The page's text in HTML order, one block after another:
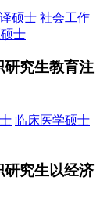
硕士 社会工作
士
研究生教育注
临床医学硕士
研究生以经济